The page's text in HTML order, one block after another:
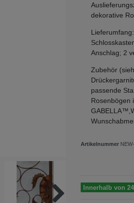
dekorative
Anschlag; 2
Zubehör
passende
Rosenbögen
Artikelnummer
Innerhalb von